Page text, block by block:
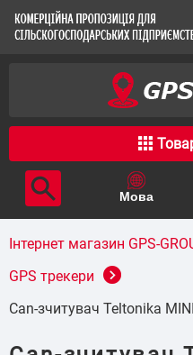
Інтернет магазин GPS-
GPS трекери
Can-зчитувач Teltonika